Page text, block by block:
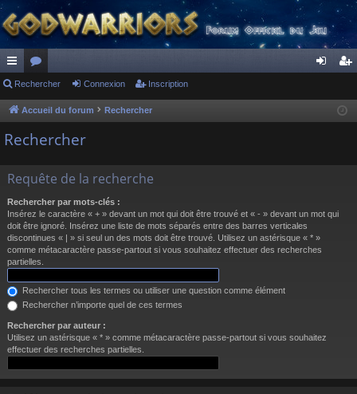
ac
co
ur
s
or
u
m
cri
Rechercher Connexion Inscription
Accueil du forum Rechercher
Rechercher
Requête de la recherche
Rechercher par mots-clés :
Insérez le caractère « + » devant un mot qui doit être trouvé et « - » devant un mot qui
doit être ignoré. Insérez une liste de mots séparés entre des barres verticales
discontinues « | » si seul un des mots doit être trouvé. Utilisez un astérisque « * »
comme métacaractère passe-partout si vous souhaitez effectuer des recherches
partielles.
Rechercher tous les termes ou utiliser une question comme élément
Rechercher n’importe quel de ces termes
Rechercher par auteur :
Utilisez un astérisque « * » comme métacaractère passe-partout si vous souhaitez
effectuer des recherches partielles.